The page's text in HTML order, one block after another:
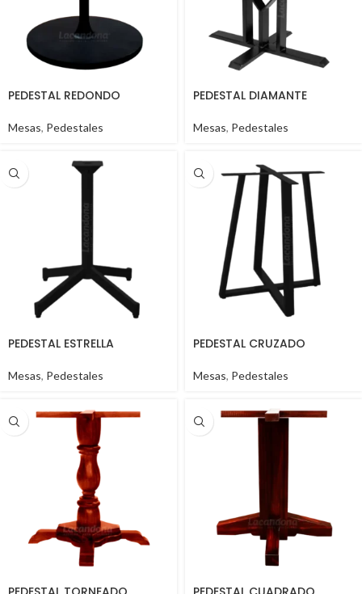
PEDESTAL REDONDO
Mesas, Pedestales
PEDESTAL DIAMANTE
Mesas, Pedestales
PEDESTAL ESTRELLA
Mesas, Pedestales
PEDESTAL CRUZADO
Mesas, Pedestales